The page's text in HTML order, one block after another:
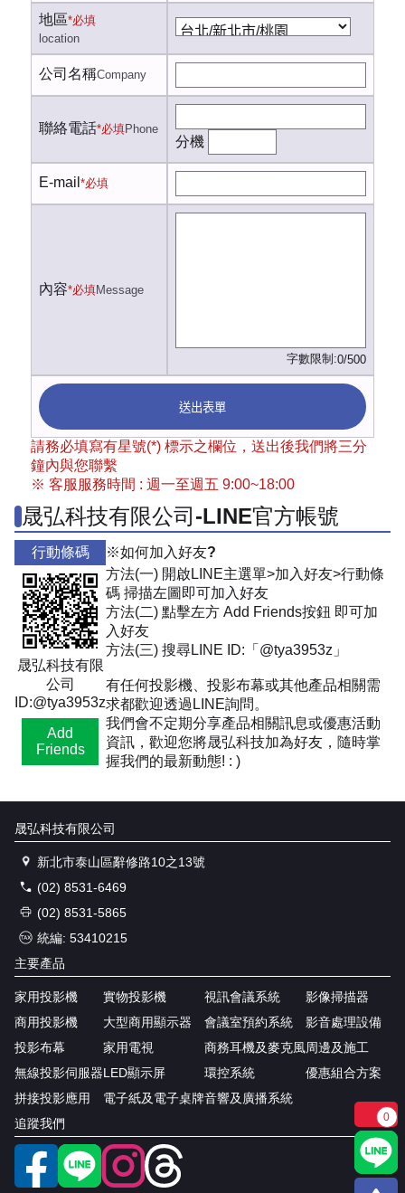
地區*必填
location
公司名稱Company
聯絡電話*必填Phone
分機
E-mail *必填
內容*必填Message
字數限制:0/500
送出表單
請務必填寫有星號(*) 標示之欄位，送出後我們將三分
鐘內與您聯繫
※ 客服服務時間 : 週一至週五 9:00~18:00
晟弘科技有限公司-LINE官方帳號
行動條碼
晟弘科技有限
公司
ID:@tya3953z
Add
Friends
※如何加入好友?
方法(一) 開啟LINE主選單>加入好友>行動條
碼 掃描左圖即可加入好友
方法(二) 點擊左方 Add Friends按鈕 即可加
入好友
方法(三) 搜尋LINE ID:「@tya3953z」
有任何投影機、投影布幕或其他產品相關需
求都歡迎透過LINE詢問。
我們會不定期分享產品相關訊息或優惠活動
資訊，歡迎您將晟弘科技加為好友，隨時掌
握我們的最新動態! : )
晟弘科技有限公司
新北市泰山區辭修路10之13號
(02) 8531-6469
(02) 8531-5865
統編: 53410215
主要產品
家用投影機
商用投影機
投影布幕
無線投影伺服器
拼接投影應用
實物投影機
大型商用顯示器
家用電視
LED顯示屏
電子紙及電子桌牌
視訊會議系統
會議室預約系統
商務耳機及麥克風
環控系統
音響及廣播系統
影像掃描器
影音處理設備
周邊及施工
優惠組合方案
追蹤我們 0